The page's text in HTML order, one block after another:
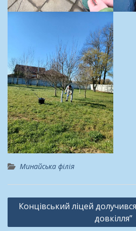
Минайська філія
Навігація
записів
Концівський ліцей
довкілля”